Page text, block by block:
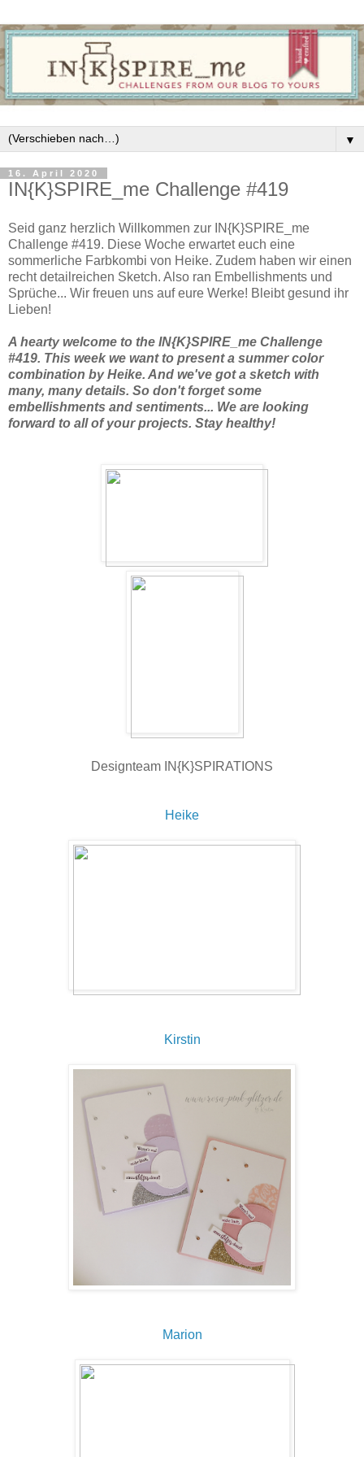
▼
16. April 2020
IN{K}SPIRE_me Challenge #419
Seid ganz herzlich Willkommen zur IN{K}SPIRE_me
Challenge #419. Diese Woche erwartet euch eine
sommerliche Farbkombi von Heike. Zudem haben wir einen
recht detailreichen Sketch. Also ran Embellishments und
Sprüche... Wir freuen uns auf eure Werke! Bleibt gesund ihr
Lieben!
A hearty welcome to the IN{K}SPIRE_me Challenge
#419. This week we want to present a summer color
combination by Heike. And we've got a sketch with
many, many details. So don't forget some
embellishments and sentiments... We are looking
forward to all of your projects. Stay healthy!
Designteam IN{K}SPIRATIONS
Heike
Kirstin
Marion